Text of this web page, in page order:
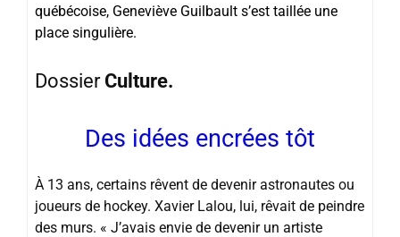
québécoise, Geneviève Guilbault s’est taillée une
place singulière.
Dossier Culture.
Des idées encrées tôt
À 13 ans, certains rêvent de devenir astronautes ou
joueurs de hockey. Xavier Lalou, lui, rêvait de peindre
des murs. « J’avais envie de devenir un artiste